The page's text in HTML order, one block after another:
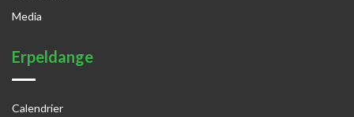
Media
Erpeldange
Calendrier